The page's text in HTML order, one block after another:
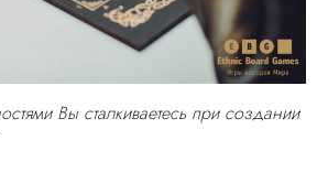
Вы сталкиваетесь при создании